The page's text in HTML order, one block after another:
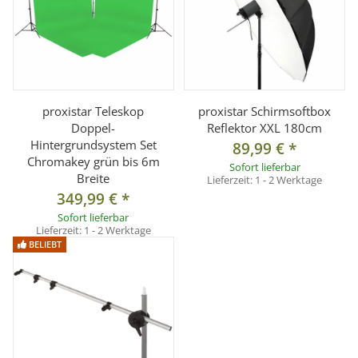
Betriebsspannung: 100 - 250V AC
Stromverbrauch: 60
Abstrahlwinkel: >120°
Anschluss: E27
mittlere Lebensdauer: ca. 50.000 Std. (Herstellerangabe)
integrierter Lüfter: Nein
Dimmbar: Ja
Anwendungsbereich: Nur zum Gebrauch in geschlossenen
Räumen
Stromversorgung Fernbedienung: 2x AAA 1,5V Batterien
(nicht im Lieferumfang)
proxistar Teleskop
Doppel-
Hintergrundsystem Set
Chromakey grün bis 6m
Breite
349,99 €*
Sofort lieferbar
Lieferzeit: 1 - 2 Werktage
proxistar Schirmsoftbox
Reflektor XXL 180cm
89,99 €*
Sofort lieferbar
Lieferzeit: 1 - 2 Werktage
BELIEBT